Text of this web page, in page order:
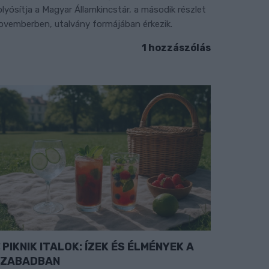
a Magyar Államkincstár, a második részlet
utalvány formájában érkezik.
1 hozzászólás
PIKNIK ITALOK: ÍZEK ÉS ÉLMÉNYEK A